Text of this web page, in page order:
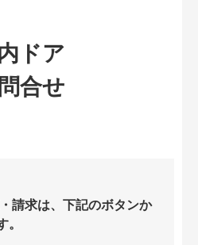
ドア
合せ
請求は、下記のボタンか